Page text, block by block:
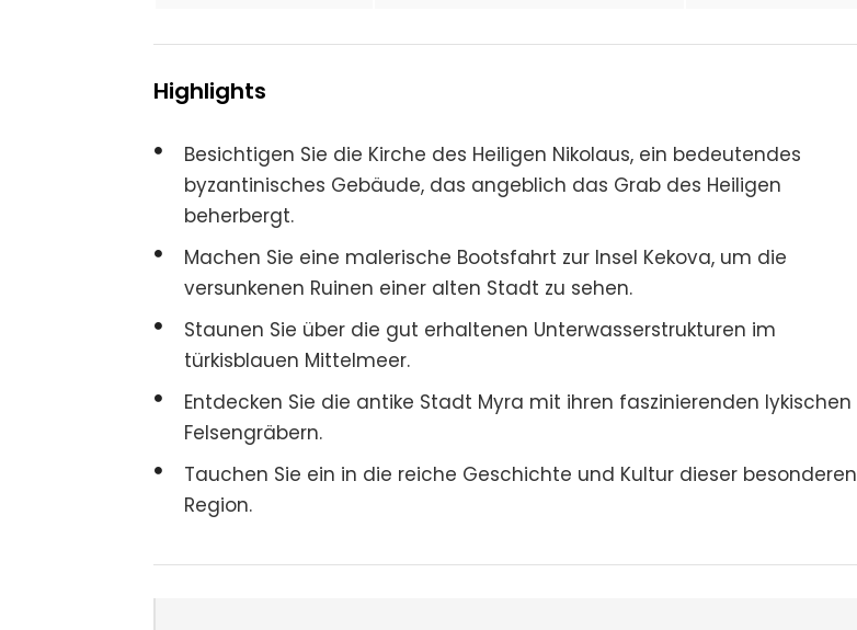
Highlights
Besichtigen Sie die Kirche des Heiligen Nikolaus, ein bedeutendes
byzantinisches Gebäude, das angeblich das Grab des Heiligen
beherbergt.
Machen Sie eine malerische Bootsfahrt zur Insel Kekova, um die
versunkenen Ruinen einer alten Stadt zu sehen.
Staunen Sie über die gut erhaltenen Unterwasserstrukturen im
türkisblauen Mittelmeer.
Entdecken Sie die antike Stadt Myra mit ihren faszinierenden lykischen
Felsengräbern.
Tauchen Sie ein in die reiche Geschichte und Kultur dieser besonderen
Region.